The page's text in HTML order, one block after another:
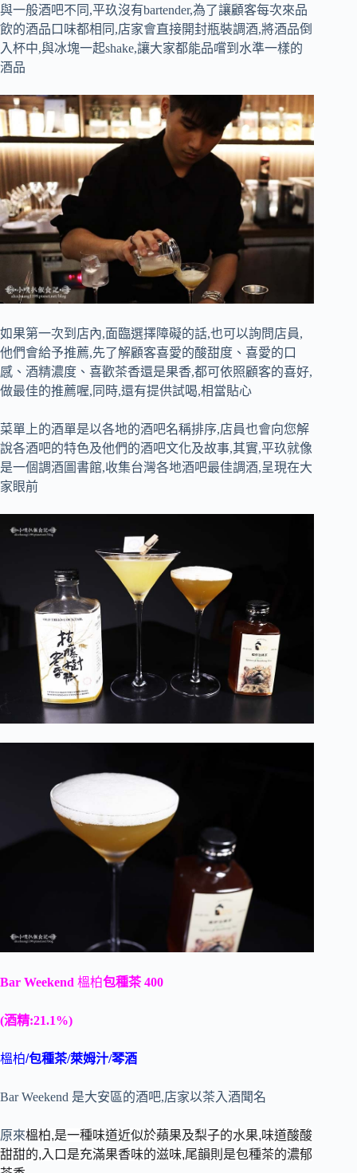
與一般酒吧不同,平玖沒有bartender,為了讓顧客每次來品
飲的酒品口味都相同,店家會直接開封瓶裝調酒,將酒品倒
入杯中,與冰塊一起shake,讓大家都能品嚐到水準一樣的
酒品
如果第一次到店內,面臨選擇障礙的話,也可以詢問店員,
他們會給予推薦,先了解顧客喜愛的酸甜度、喜愛的口
感、酒精濃度、喜歡茶香還是果香,都可依照顧客的喜好,
做最佳的推薦喔,同時,還有提供試喝,相當貼心
菜單上的酒單是以各地的酒吧名稱排序,店員也會向您解
說各酒吧的特色及他們的酒吧文化及故事,其實,平玖就像
是一個調酒圖書館,收集台灣各地酒吧最佳調酒,呈現在大
家眼前
Bar Weekend 榲柏包種茶 400
(酒精:21.1%)
榲柏/包種茶/萊姆汁/琴酒
Bar Weekend 是大安區的酒吧,店家以茶入酒聞名
原來榲柏,是一種味道近似於蘋果及梨子的水果,味道酸酸
甜甜的,入口是充滿果香味的滋味,尾韻則是包種茶的濃郁